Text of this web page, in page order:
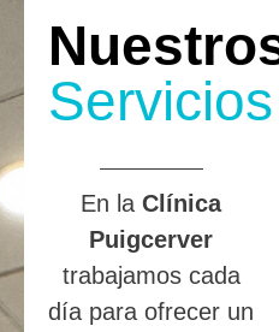
Servicios
En laClínica
Puigcerver
trabajamos cada
día para ofrecer un